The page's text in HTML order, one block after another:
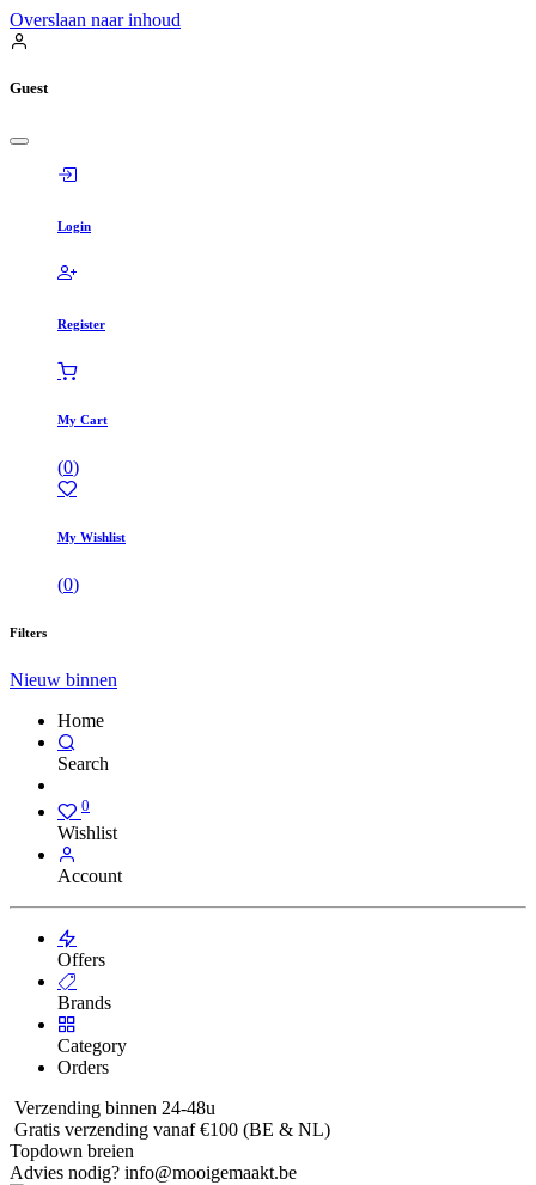
Overslaan naar inhoud
Guest
Login
Register
My Cart
(0)
My Wishlist
(0)
Filters
Nieuw binnen
Home
Search
0
Wishlist
Account
Offers
Brands
Category
Orders
Verzending binnen 24-48u
Gratis verzending vanaf €100 (BE & NL)
Topdown breien
Advies nodig? info@mooigemaakt.be